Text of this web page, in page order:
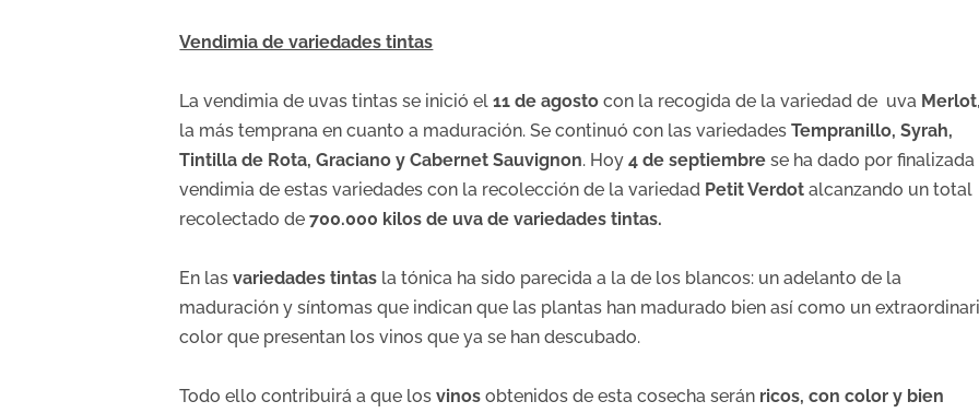
Vendimia de variedades tintas
La vendimia de uvas tintas se inició el11 de agosto con la recogida de la variedad de uva Merlot
la más temprana en cuanto a maduración. Se continuó con las variedadesTempranillo, Syrah,
Tintilla de Rota, Graciano y Cabernet Sauvignon. Hoy4 de septiembre se ha dado por finalizada
vendimia de estas variedades con la recolección de la variedad Petit Verdot alcanzando un total
recolectado de700.000 kilos de uva de variedades tintas.
En lasvariedades tintas la tónica ha sido parecida a la de los blancos: un adelanto de la
maduración y síntomas que indican que las plantas han madurado bien así como un
color que presentan los vinos que ya se han descubado.
Todo ello contribuirá a que losvinos obtenidos de esta cosecha serán ricos, con color y bien